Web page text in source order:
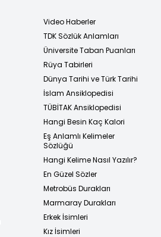
Video Haberler
TDK Sözlük Anlamları
Üniversite Taban Puanları
Rüya Tabirleri
Dünya Tarihi ve Türk Tarihi
İslam Ansiklopedisi
TÜBİTAK Ansiklopedisi
Hangi Besin Kaç Kalori
Eş Anlamlı Kelimeler
Sözlüğü
Hangi Kelime Nasıl Yazılır?
En Güzel Sözler
Metrobüs Durakları
Marmaray Durakları
Erkek İsimleri
Kız İsimleri